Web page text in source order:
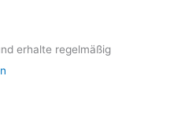
erhalte regelmäßig